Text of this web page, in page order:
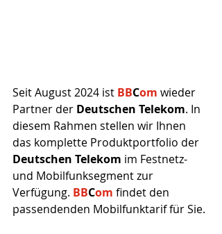
Seit August 2024 ist BBCom wieder
Partner der Deutschen Telekom. In
diesem Rahmen stellen wir Ihnen
das komplette Produktportfolio der
Deutschen Telekom im Festnetz-
und Mobilfunksegment zur
Verfügung. BBCom findet den
passendenden Mobilfunktarif für Sie.